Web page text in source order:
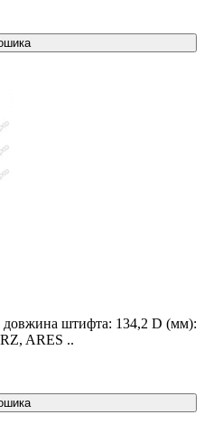
штифта: 134,2 D (мм):
ARES ..